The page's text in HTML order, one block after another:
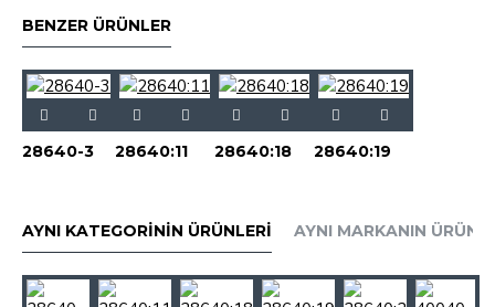
BENZER ÜRÜNLER
28640-3 28640:11 28640:18 28640:19
AYNI KATEGORININ ÜRÜNLERI AYNI MARKANIN